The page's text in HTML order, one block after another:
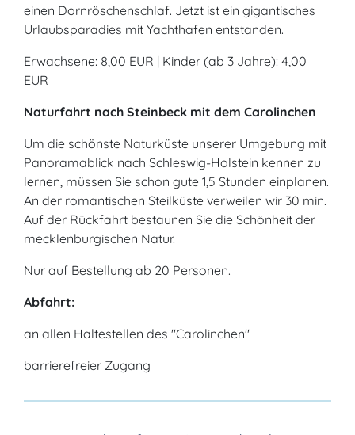
einen Dornröschenschlaf. Jetzt ist ein gigantisches
Urlaubsparadies mit Yachthafen entstanden.
Erwachsene: 8,00 EUR | Kinder (ab 3 Jahre): 4,00
EUR
Naturfahrt nach Steinbeck mit dem Carolinchen
Um die schönste Naturküste unserer Umgebung mit
Panoramablick nach Schleswig-Holstein kennen zu
lernen, müssen Sie schon gute 1,5 Stunden einplanen.
An der romantischen Steilküste verweilen wir 30 min.
Auf der Rückfahrt bestaunen Sie die Schönheit der
mecklenburgischen Natur.
Nur auf Bestellung ab 20 Personen.
Abfahrt:
an allen Haltestellen des "Carolinchen"
barrierefreier Zugang